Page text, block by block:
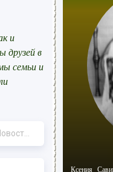
и
друзей в
семьи и
кино.
Ксения